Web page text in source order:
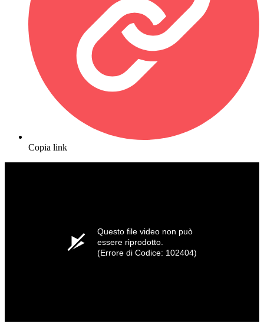
Copia link
Questo file video non può
essere riprodotto.
(Errore di Codice: 102404)